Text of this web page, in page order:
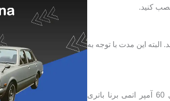
این مدت با توجه به
بهترین باطری مناسب تویوتا کرونا از نظر کیفیت و آمپر باطری 60 آمپر اتمی برنا باتری